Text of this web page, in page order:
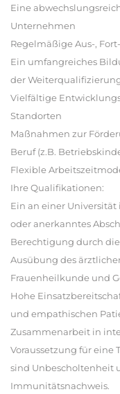
Eine
Unternehmen
Regelmäßige Aus-,
Ein umfangreiches
der
Vielfältige
Standorten
Maßnahmen zur
Beruf (z.B.
Flexible
Ihre Qualifikationen:
Ein an einer
oder anerkanntes
Berechtigung durch
Ausübung des
Frauenheilkunde und
Hohe
und empathischen
Zusammenarbeit in
Voraussetzung für eine
sind Unbescholtenheit
Immunitätsnachweis.